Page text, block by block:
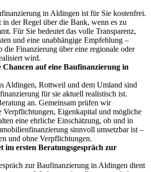
in Aldingen ist für Sie kostenfrei.
der Regel über die Bank, wenn es zu
Für Sie bedeutet das volle Transparenz,
und eine unabhängige Empfehlung –
die Finanzierung über eine regionale oder
wird.
Chancen auf eine Baufinanzierung in
Aldingen, Rottweil und dem Umland sind
für sie aktuell realistisch ist.
an. Gemeinsam prüfen wir
Verpflichtungen, Eigenkapital und mögliche
eine ehrliche Einschätzung, ob und in
sinnvoll umsetzbar ist –
und ohne Verpflichtungen.
im ersten Beratungsgespräch zur
zur Baufinanzierung in Aldingen dient